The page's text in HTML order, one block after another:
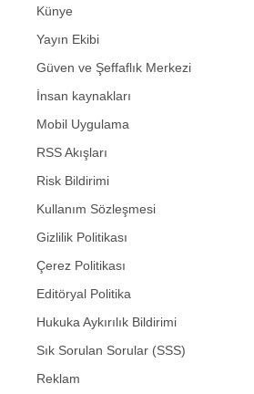
Künye
Yayın Ekibi
Güven ve Şeffaflık Merkezi
İnsan kaynakları
Mobil Uygulama
RSS Akışları
Risk Bildirimi
Kullanım Sözleşmesi
Gizlilik Politikası
Çerez Politikası
Editöryal Politika
Hukuka Aykırılık Bildirimi
Sık Sorulan Sorular (SSS)
Reklam